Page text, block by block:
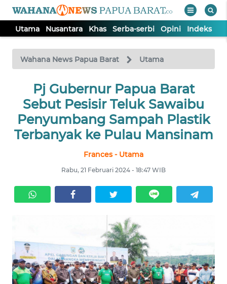
Utama Nusantara Khas Serba-serbi Opini Indeks
Wahana News Papua Barat Utama
Pj Gubernur Papua Barat
Sebut Pesisir Teluk Sawaibu
Penyumbang Sampah Plastik
Terbanyak ke Pulau Mansinam
Frances - Utama
Rabu, 21 Februari 2024 - 18:47 WIB
TV
Tutup
UTAMA
NUSANTARA
SERBI
Informasi
INDEKS
BERITA